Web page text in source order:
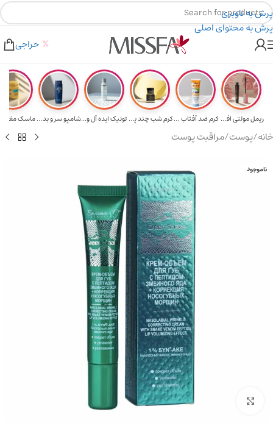
پرش به ناوبری
پرش به محتوای اصلی
۲٪ تخفیف روی سبد خرید برای روش کارت به کارت
هدیه برای خرید های بالای ۵ میلیون تومن
حراجی
ریمل مولتی افکت... کرم ضد آفتاب حا... کرم شب چند پپتی... تونیک ایده آل و... شامپو سر و بدن ...
خانه/پوست/مراقبت پوست
ناموجود
برای بزرگ‌نمایی کلیک کنید